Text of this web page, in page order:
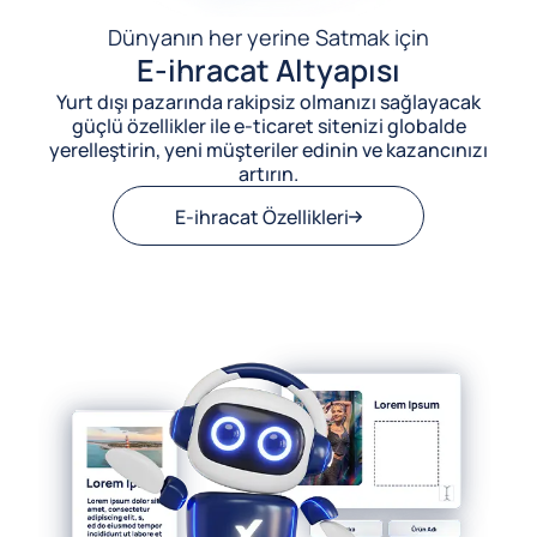
Dünyanın her yerine Satmak için
E-ihracat Altyapısı
Yurt dışı pazarında rakipsiz olmanızı sağlayacak
güçlü özellikler ile e-ticaret sitenizi globalde
yerelleştirin, yeni müşteriler edinin ve kazancınızı
artırın.
E-ihracat Özellikleri